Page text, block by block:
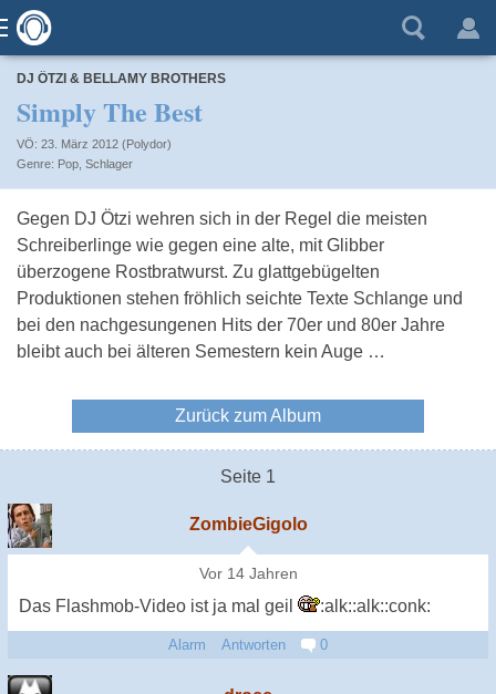
DJ ÖTZI & BELLAMY BROTHERS
Simply The Best
VÖ: 23. März 2012 (Polydor)
Pop Schlager
Gegen DJ Ötzi wehren sich in der Regel die meisten
Schreiberlinge wie gegen eine alte, mit Glibber
überzogene Rostbratwurst. Zu glattgebügelten
Produktionen stehen fröhlich seichte Texte Schlange und
bei den nachgesungenen Hits der 70er und 80er Jahre
bleibt auch bei älteren Semestern kein Auge …
Zurück zum Album
Seite 1
ZombieGigolo
Vor 14 Jahren
Das Flashmob-Video ist ja mal geil :alk::alk::conk:
Alarm Antworten 0